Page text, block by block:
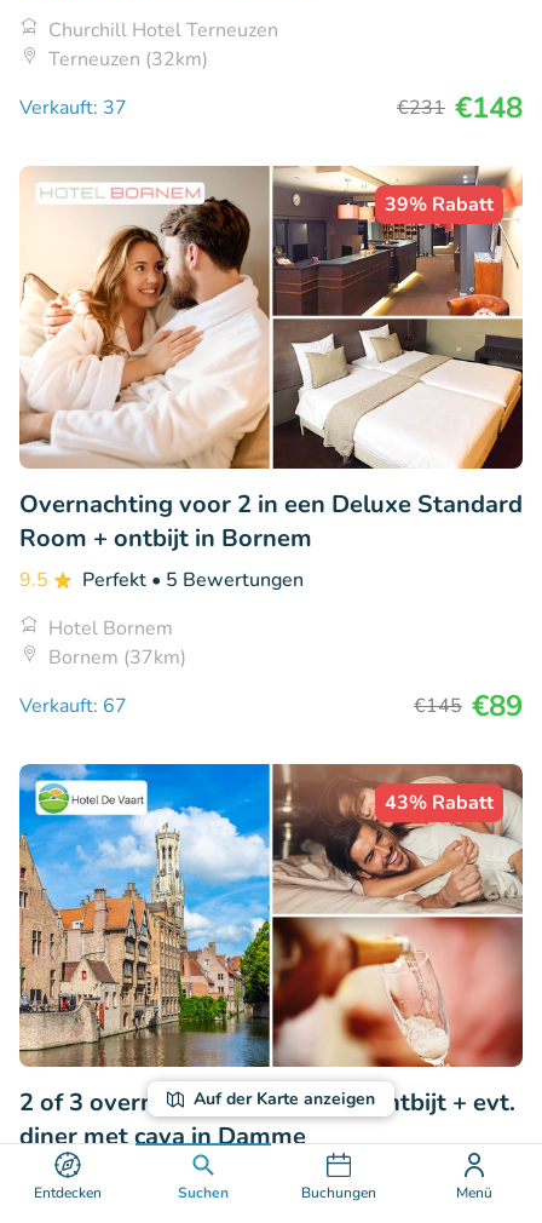
Entdecken Suchen Buchungen Menü
Auf der Karte anzeigen
Churchill Hotel Terneuzen
Terneuzen (32km)
Verkauft: 37
€231 €148
39% Rabatt
Overnachting voor 2 in een Deluxe Standard
Room + ontbijt in Bornem
9.5 Perfekt • 5 Bewertungen
Hotel Bornem
Bornem (37km)
Verkauft: 67
€145 €89
43% Rabatt
2 of 3 overnachtingen voor 2 + ontbijt + evt.
diner met cava in Damme
• 168 Bewertungen